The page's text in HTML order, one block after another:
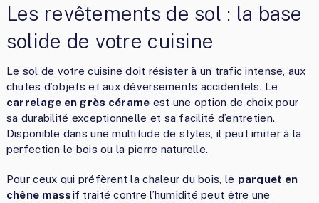
Les revêtements de sol : la base
solide de votre cuisine
Le sol de votre cuisine doit résister à un trafic intense, aux
chutes d’objets et aux déversements accidentels. Le
carrelage en grès cérame est une option de choix pour
sa durabilité exceptionnelle et sa facilité d’entretien.
Disponible dans une multitude de styles, il peut imiter à la
perfection le bois ou la pierre naturelle.
Pour ceux qui préfèrent la chaleur du bois, le parquet en
chêne massif traité contre l’humidité peut être une